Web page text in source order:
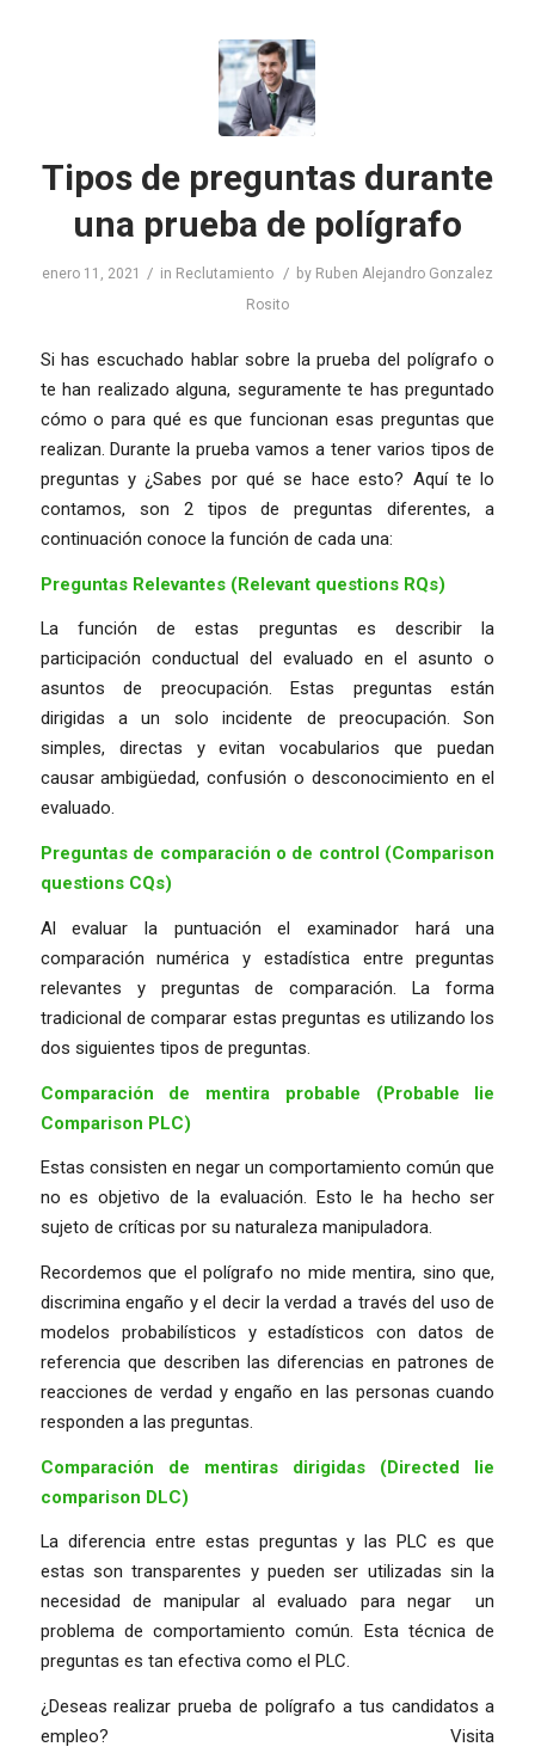
Tipos de preguntas durante
una prueba de polígrafo
enero 11, 2021 / in Reclutamiento / by Ruben Alejandro Gonzalez
Rosito
Si has escuchado hablar sobre la prueba del polígrafo o
te han realizado alguna, seguramente te has preguntado
cómo o para qué es que funcionan esas preguntas que
realizan. Durante la prueba vamos a tener varios tipos de
preguntas y ¿Sabes por qué se hace esto? Aquí te lo
contamos, son 2 tipos de preguntas diferentes, a
continuación conoce la función de cada una:
Preguntas Relevantes (Relevant questions RQs)
La función de estas preguntas es describir la
participación conductual del evaluado en el asunto o
asuntos de preocupación. Estas preguntas están
dirigidas a un solo incidente de preocupación. Son
simples, directas y evitan vocabularios que puedan
causar ambigüedad, confusión o desconocimiento en el
evaluado.
Preguntas de comparación o de control (Comparison
questions CQs)
Al evaluar la puntuación el examinador hará una
comparación numérica y estadística entre preguntas
relevantes y preguntas de comparación. La forma
tradicional de comparar estas preguntas es utilizando los
dos siguientes tipos de preguntas.
Comparación de mentira probable (Probable lie
Comparison PLC)
Estas consisten en negar un comportamiento común que
no es objetivo de la evaluación. Esto le ha hecho ser
sujeto de críticas por su naturaleza manipuladora.
Recordemos que el polígrafo no mide mentira, sino que,
discrimina engaño y el decir la verdad a través del uso de
modelos probabilísticos y estadísticos con datos de
referencia que describen las diferencias en patrones de
reacciones de verdad y engaño en las personas cuando
responden a las preguntas.
Comparación de mentiras dirigidas (Directed lie
comparison DLC)
La diferencia entre estas preguntas y las PLC es que
estas son transparentes y pueden ser utilizadas sin la
necesidad de manipular al evaluado para negar un
problema de comportamiento común. Esta técnica de
preguntas es tan efectiva como el PLC.
¿Deseas realizar prueba de polígrafo a tus candidatos a
empleo? Visita